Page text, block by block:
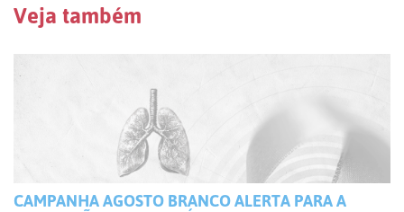
Veja também
CAMPANHA AGOSTO BRANCO ALERTA PARA A